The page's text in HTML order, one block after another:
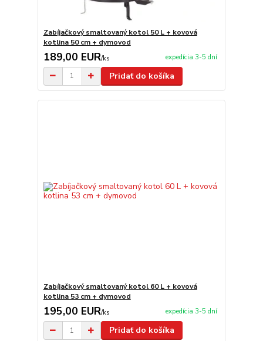
Zabíjačkový smaltovaný kotol 50 L + kovová
kotlina 50 cm + dymovod
189,00 EUR/ks expedícia 3-5 dní
Pridať do košíka
Zabíjačkový smaltovaný kotol 60 L + kovová
kotlina 53 cm + dymovod
195,00 EUR/ks expedícia 3-5 dní
Pridať do košíka